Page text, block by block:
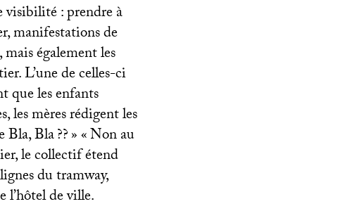
visibilité : prendre à
manifestations de
également les
L’une de celles-ci
que les enfants
les mères rédigent les
Bla, Bla??» «Non au
le collectif étend
du tramway,
l’hôtel de ville.